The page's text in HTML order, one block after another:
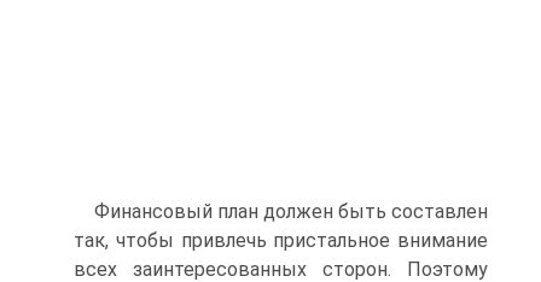
Финансовый план должен быть составлен
так, чтобы привлечь пристальное внимание
всех заинтересованных сторон. Поэтому